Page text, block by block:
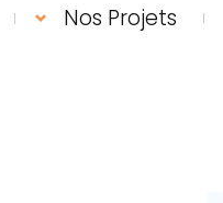
Nos Projets